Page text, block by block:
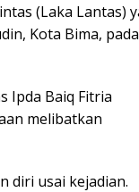
(Laka Lantas)
Kota Bima, pada
Ipda Baiq Fitria
melibatkan
diri usai kejadian.